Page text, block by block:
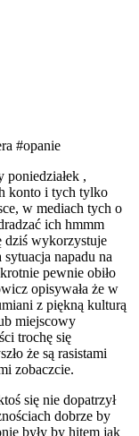
#opanie
,
konto i tych tylko
w mediach tych o
ich hmmm
dziś wykorzystuje
napadu na
pewnie obiło
opisywała że w
z piękną kulturą
miejscowy
trochę się
że są rasistami
zobaczcie.
się nie dopatrzył
dobrze by
były by hitem jak